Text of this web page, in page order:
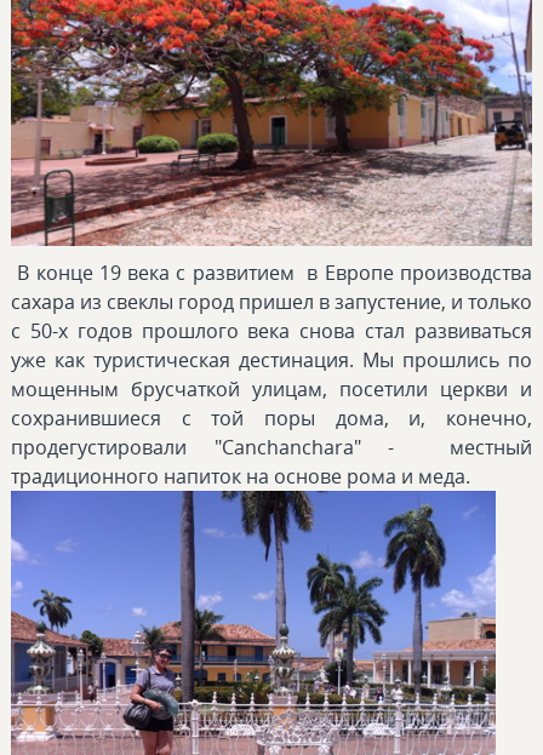
В конце 19 века с развитием в Европе производства
сахара из свеклы город пришел в запустение, и только
с 50-х годов прошлого века снова стал развиваться
уже как туристическая дестинация. Мы прошлись по
мощенным брусчаткой улицам, посетили церкви и
сохранившиеся с той поры дома, и, конечно,
продегустировали "Canchanchara" - местный
традиционного напиток на основе рома и меда.